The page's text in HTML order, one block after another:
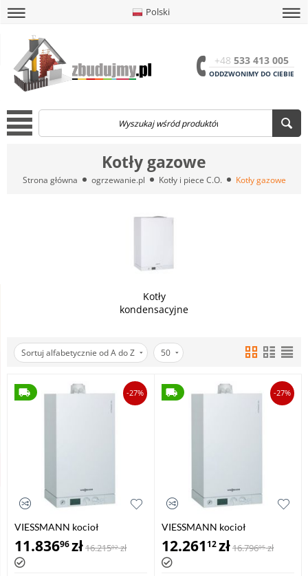
Polski
+48 533 413 005
ODDZWONIMY DO CIEBIE
menu
Kotły gazowe
Strona główna ogrzewanie.pl Kotły i piece C.O. Kotły gazowe
Kotły
kondensacyjne
menu
Sortuj alfabetycznie od A do Z 50
-27%
VIESSMANN kocioł
dwufunkcyjny VITODENS 100-
W 6,5-26,0 kW
11.83696zł16.21502 zł
-27%
VIESSMANN kocioł
dwufunkcyjny VITODENS 100-
W 8,8-35,0 kW
12.261 12zł16.79605 zł
menu